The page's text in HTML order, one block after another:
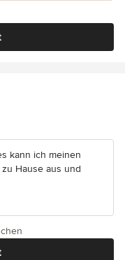
Sternen
kann ich meinen
Hause aus und